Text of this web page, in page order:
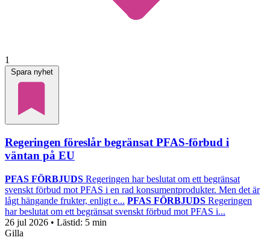
1
Spara nyhet
Regeringen föreslår begränsat PFAS-förbud i
väntan på EU
PFAS FÖRBJUDS Regeringen har beslutat om ett begränsat
svenskt förbud mot PFAS i en rad konsumentprodukter. Men det är
lågt hängande frukter, enligt e... PFAS FÖRBJUDS Regeringen
har beslutat om ett begränsat svenskt förbud mot PFAS i...
26 jul 2026 • Lästid: 5 min
Gilla